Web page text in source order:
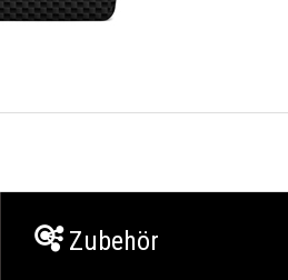
Zubehör